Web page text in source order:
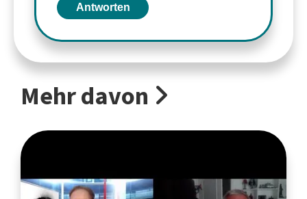
Antworten
Mehr davon